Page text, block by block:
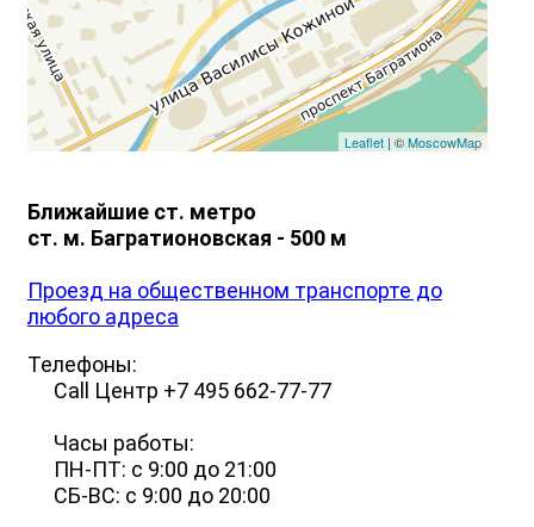
Leaflet| ©MoscowMap
Ближайшие ст. метро
ст. м. Багратионовская - 500 м
Проезд на общественном транспорте до
любого адреса
Телефоны:
Сall Центр +7 495 662-77-77
Часы работы:
ПН-ПТ: с 9:00 до 21:00
СБ-ВС: с 9:00 до 20:00